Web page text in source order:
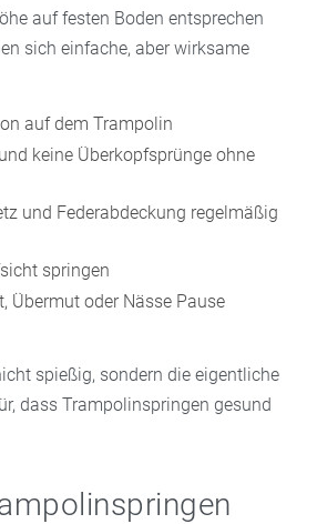
auf festen Boden entsprechen
sich einfache, aber wirksame
auf dem Trampolin
keine Überkopfsprünge ohne
und Federabdeckung regelmäßig
springen
Übermut oder Nässe Pause
spießig, sondern die eigentliche
dass Trampolinspringen gesund